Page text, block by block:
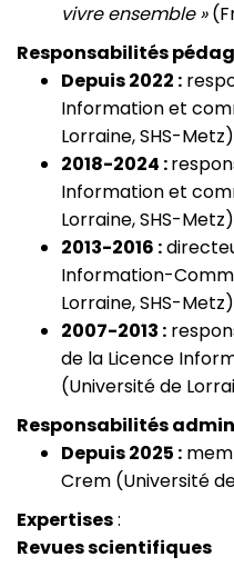
vivre ensemble »
Responsabilités
Depuis 2022 :
Information et
Lorraine, SHS-Metz)
2018-2024 :
Information et
Lorraine, SHS-Metz)
2013-2016 :
Information-
Lorraine, SHS-Metz)
2007-2013 :
de la Licence
(Université de
Responsabilités
Depuis 2025 :
Crem (Université
Expertises:
Revues scientifiques